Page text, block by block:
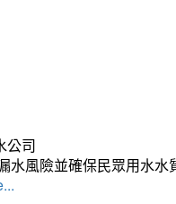
公司
水風險並確保民眾用水